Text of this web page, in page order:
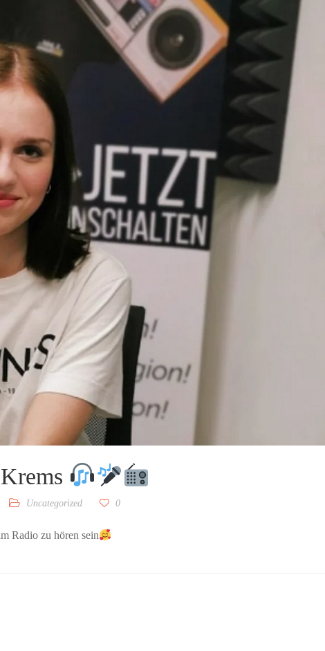
Uncategorized 0
Radio zu hören sein